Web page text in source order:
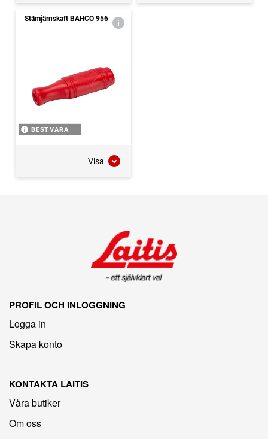
Stämjärnskaft BAHCO 956
BEST.VARA
Visa
PROFIL OCH INLOGGNING
Logga in
Skapa konto
KONTAKTA LAITIS
Våra butiker
Om oss